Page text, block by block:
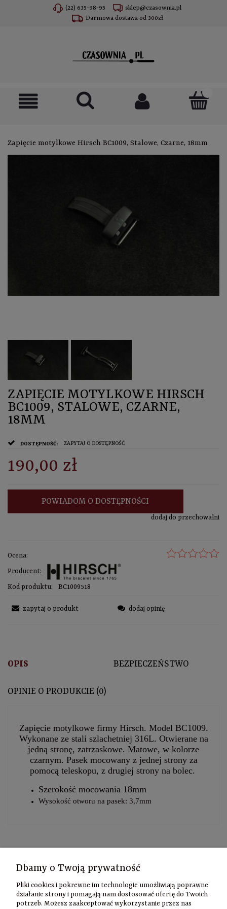
(22) 635-98-95
sklep@czasownia.pl
Darmowa dostawa od 300zł
Zapięcie motylkowe Hirsch BC1009, Stalowe, Czarne, 18mm
ZAPIĘCIE MOTYLKOWE HIRSCH
BC1009, STALOWE, CZARNE,
18MM
DOSTĘPNOŚĆ: ZAPYTAJ O DOSTĘPNOŚĆ
190,00 zł
POWIADOM O DOSTĘPNOŚCI
dodaj do przechowalni
Ocena:
Producent:
Kod produktu: BC1009518
zapytaj o produkt dodaj opinię
OPIS BEZPIECZEŃSTWO
OPINIE O PRODUKCIE (0)
Zapięcie motylkowe firmy Hirsch. Model BC1009.
Wykonane ze stali szlachetniej 316L. Otwierane na
jedną stronę, zatrzaskowe. Matowe, w kolorze
czarnym. Pasek mocowany z jednej strony za
pomocą teleskopu, z drugiej strony na bolec.
Szerokość mocowania 18mm
Wysokość otworu na pasek: 3,7mm
Szybki
kontakt
Dbamy o Twoją prywatność
Pliki cookies i pokrewne im technologie umożliwiają poprawne
działanie strony i pomagają nam dostosować ofertę do Twoich
potrzeb. Możesz zaakceptować wykorzystanie przez nas